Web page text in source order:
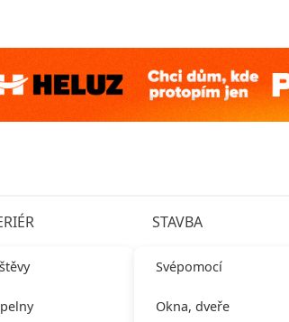
STAVBA
Svépomocí
Okna, dveře